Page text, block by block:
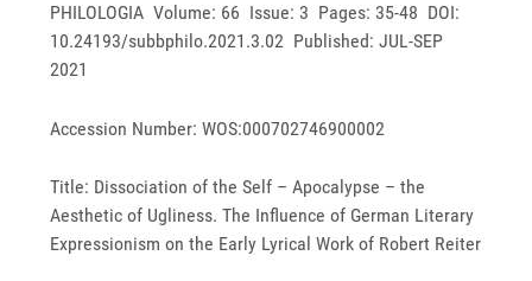
PHILOLOGIA Volume: 66 Issue: 3 Pages: 35-48 DOI:
10.24193/subbphilo.2021.3.02 Published: JUL-SEP
2021
Accession Number: WOS:000702746900002
Title: Dissociation of the Self – Apocalypse – the
Aesthetic of Ugliness. The Influence of German Literary
Expressionism on the Early Lyrical Work of Robert Reiter